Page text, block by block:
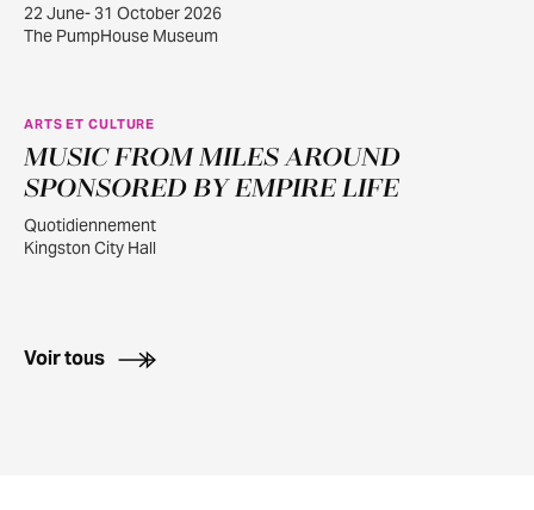
22 June- 31 October 2026
The PumpHouse Museum
AOÛT
2
ARTS ET CULTURE
MUSIC FROM MILES AROUND
SPONSORED BY EMPIRE LIFE
Quotidiennement
Kingston City Hall
Voir tous